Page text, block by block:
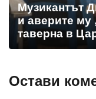
Музикантът
и аверите му
таверна в
Остави